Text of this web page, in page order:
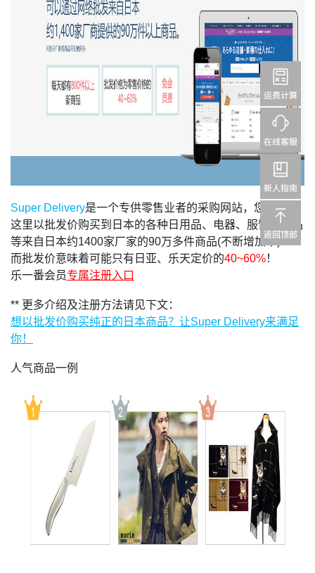
Super Delivery是一个专供零售业者的采购网站，您可以在
这里以批发价购买到日本的各种日用品、电器、服饰、食品
等来自日本约1400家厂家的90万多件商品(不断增加中)！
而批发价意味着可能只有日亚、乐天定价的40~60%！
乐一番会员专属注册入口
** 更多介绍及注册方法请见下文：
想以批发价购买纯正的日本商品？让Super Delivery来满足
你！
人气商品一例